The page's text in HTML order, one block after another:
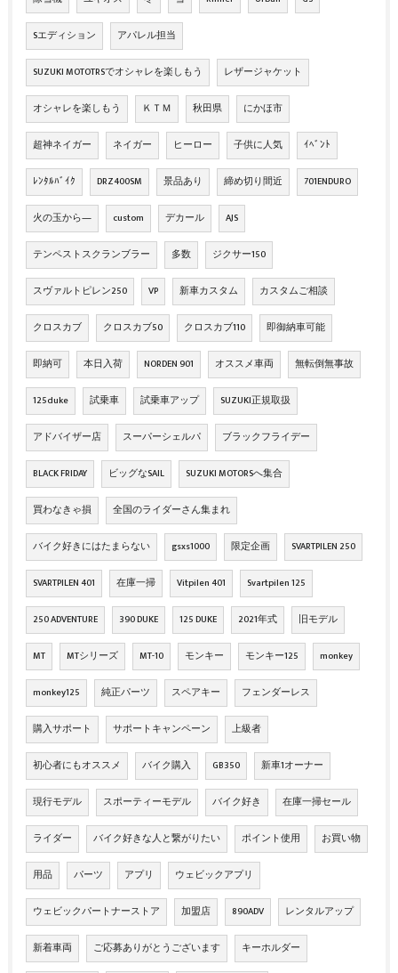
Sエディション アパレル担当
SUZUKI MOTOTRSでオシャレを楽しもう レザージャケット
オシャレを楽しもう ＫＴＭ 秋田県 にかほ市
超神ネイガー ネイガー ヒーロー 子供に人気 ｲﾍﾞﾝﾄ
ﾚﾝﾀﾙﾊﾞｲｸ DRZ400SM 景品あり 締め切り間近 701ENDURO
火の玉から― custom デカール AJS
テンペストスクランブラー 多数 ジクサー150
スヴァルトピレン250 VP 新車カスタム カスタムご相談
クロスカブ クロスカブ50 クロスカブ110 即御納車可能
即納可 本日入荷 NORDEN 901 オススメ車両 無転倒無事故
125duke 試乗車 試乗車アップ SUZUKI正規取扱
アドバイザー店 スーパーシェルパ ブラックフライデー
BLACK FRIDAY ビッグなSAIL SUZUKI MOTORSへ集合
買わなきゃ損 全国のライダーさん集まれ
バイク好きにはたまらない gsxs1000 限定企画 SVARTPILEN 250
SVARTPILEN 401 在庫一掃 Vitpilen 401 Svartpilen 125
250 ADVENTURE 390 DUKE 125 DUKE 2021年式 旧モデル
MT MTシリーズ MT-10 モンキー モンキー125 monkey
monkey125 純正パーツ スペアキー フェンダーレス
購入サポート サポートキャンペーン 上級者
初心者にもオススメ バイク購入 GB350 新車1オーナー
現行モデル スポーティーモデル バイク好き 在庫一掃セール
ライダー バイク好きな人と繋がりたい ポイント使用 お買い物
用品 パーツ アプリ ウェビックアプリ
ウェビックパートナーストア 加盟店 890ADV レンタルアップ
新着車両 ご応募ありがとうございます キーホルダー